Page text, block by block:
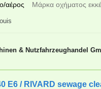
αέρος Μάρκα οχήματος
& Nutzfahrzeughandel
E6 / RIVARD sewage